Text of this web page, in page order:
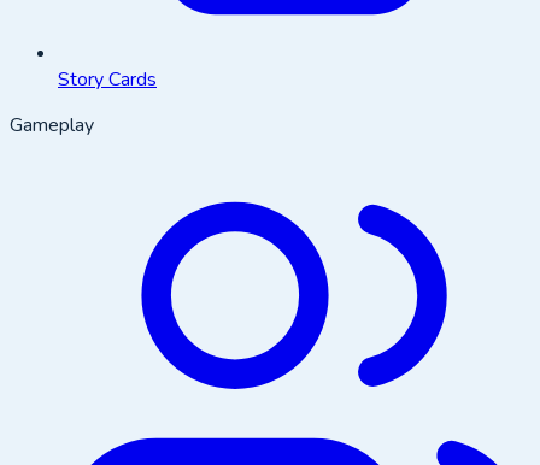
Story Cards
Gameplay